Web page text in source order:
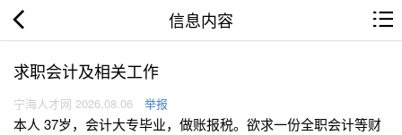
信息内容
求职会计及相关工作
宁海人才网 2026.08.06 举报
本人 37岁，会计大专毕业，做账报税。欲求一份全职会计等财